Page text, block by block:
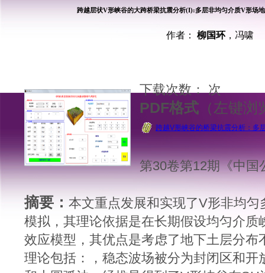
TJU.Plastic-Explicit
跨越层状V形峡谷的大跨桥梁抗震分析(I):多层非均匀介质V形场
作者： 柳国环 ，冯啸
下载次数：次
PDF格式 （左键
跨越V形峡谷的桥梁抗震分析：多
第30卷第12期《中国
摘要： 本文重点发展和实现了V形非均
模拟，其理论依据是在长期假设均匀介
效应模型，其优点是考虑了地下土层分
理论包括：，稳态波场被分为封闭区和